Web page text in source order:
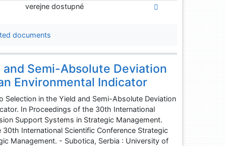
verejne dostupné
documents
Semi-Absolute Deviation
Environmental Indicator
Selection in the Yield and Semi-Absolute Deviation
In Proceedings of the 30th International
Support Systems in Strategic Management.
International Scientific Conference Strategic
Management. - Subotica, Serbia : University of